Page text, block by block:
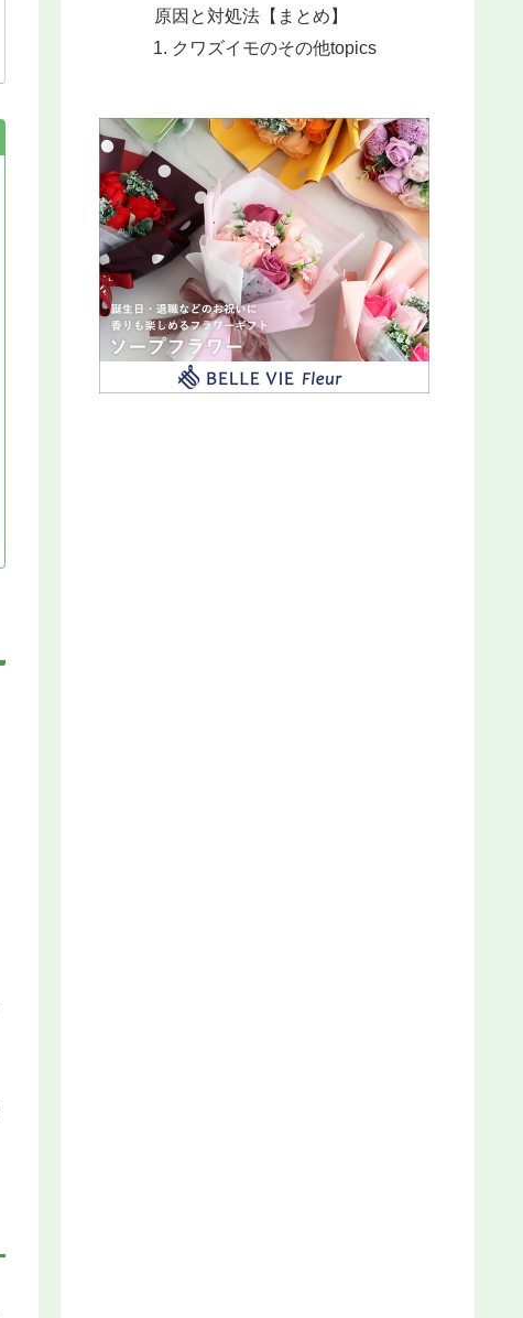
原因と対処法【まとめ】
クワズイモのその他topics